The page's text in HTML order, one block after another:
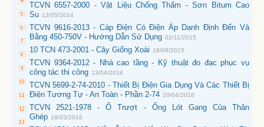
TCVN 6557-2000 - Vật Liệu Chống Thấm - Sơn Bitum Cao
Su 12/05/2014
TCVN 9616-2013 - Cáp Điện Có Điện Áp Danh Định Đến Và
Bằng 450-750V - Hướng Dẫn Sử Dụng 02/11/2015
10 TCN 473-2001 - Cây Giống Xoài 18/09/2015
TCVN 9364-2012 - Nhà cao tầng - Kỹ thuật đo đạc phục vụ
công tác thi công 13/04/2014
TCVN 5699-2-74-2010 - Thiết Bị Điện Gia Dụng Và Các Thiết Bị
Điện Tương Tự - An Toàn - Phần 2-74 20/04/2016
TCVN 2521-1978 - Ổ Trượt - Ống Lót Gang Của Thân
Ghép 18/03/2016